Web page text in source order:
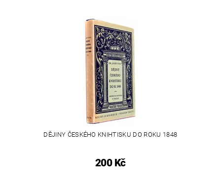
DĚJINY ČESKÉHO KNIHTISKU DO ROKU 1848
200 Kč